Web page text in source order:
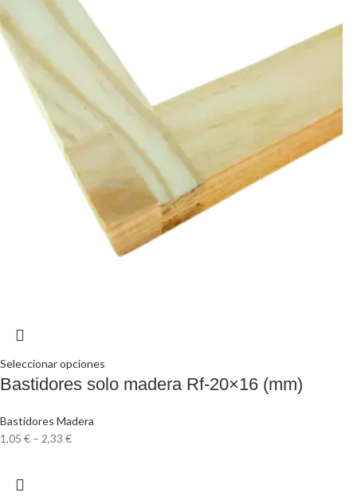
Seleccionar opciones
Bastidores solo madera Rf-20×16 (mm)
Bastidores Madera
1,05 € – 2,33 €